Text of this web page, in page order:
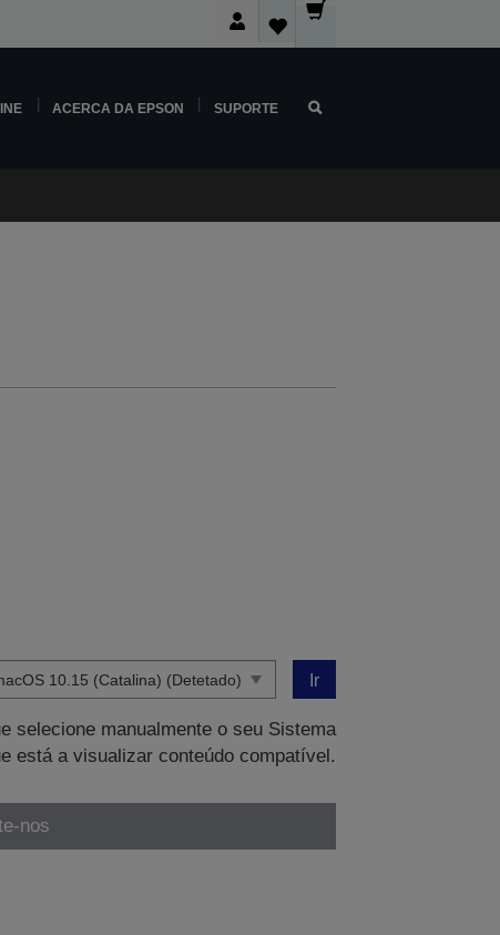
ACERCA DA EPSON SUPORTE
Ir
selecione manualmente o seu Sistema
está a visualizar conteúdo compatível.
nos